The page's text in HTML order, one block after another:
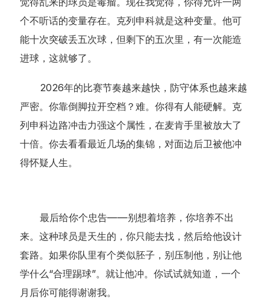
个不听话的变量存在。克列申科就是这种变量。他可
能十次突破丢五次球，但剩下的五次里，有一次能造
进球，这就够了。
2026年的比赛节奏越来越快，防守体系也越来越
严密。你靠倒脚拉开空档？难。你得有人能硬解。克
列申科边路冲击力强这个属性，在麦肯手里被放大了
十倍。你去看看最近几场的集锦，对面边后卫被他冲
得怀疑人生。
最后给你个忠告——别想着培养，你培养不出
来。这种球员是天生的，你只能去找，然后给他设计
套路。如果你队里有个类似胚子，别压制他，别让他
学什么“合理踢球”。就让他冲。你试试就知道，一个
月后你可能得谢谢我。